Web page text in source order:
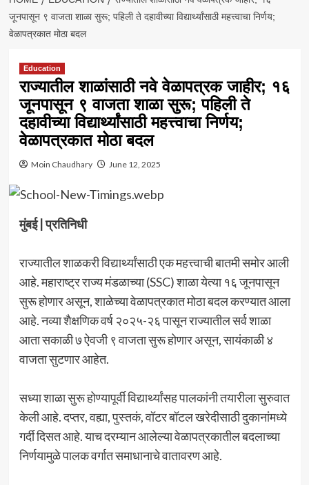
जूनपासून ९ वाजता शाळा सुरू; पहिली ते दहावीच्या विद्यार्थ्यांसाठी महत्त्वाचा निर्णय;
वेळापत्रकात मोठा बदल
Education
राज्यातील शाळांसाठी नवे वेळापत्रक जाहीर; १६
जूनपासून ९ वाजता शाळा सुरू; पहिली ते
दहावीच्या विद्यार्थ्यांसाठी महत्त्वाचा निर्णय;
वेळापत्रकात मोठा बदल
Moin Chaudhary June 12, 2025
मुंबई | प्रतिनिधी
राज्यातील शाळकरी विद्यार्थ्यांसाठी एक महत्त्वाची बातमी समोर आली
आहे. महाराष्ट्र राज्य मंडळाच्या (SSC) शाळा येत्या १६ जूनपासून
सुरू होणार असून, शाळेच्या वेळापत्रकात मोठा बदल करण्यात आला
आहे. नव्या शैक्षणिक वर्ष २०२५-२६ पासून राज्यातील सर्व शाळा
आता सकाळी ७ ऐवजी ९ वाजता सुरू होणार असून, सायंकाळी ४
वाजता सुटणार आहेत.
सध्या शाळा सुरू होण्यापूर्वी विद्यार्थ्यांसह पालकांनी तयारीला सुरुवात
केली आहे. दप्तर, वह्या, पुस्तकं, वॉटर बॉटल खरेदीसाठी दुकानांमध्ये
गर्दी दिसत आहे. याच दरम्यान आलेल्या वेळापत्रकातील बदलाच्या
निर्णयामुळे पालक वर्गात समाधानाचे वातावरण आहे.